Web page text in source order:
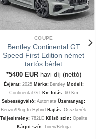
COUPE
Bentley Continental GT
Speed First Edition német
tartós bérlet
*5400 EUR havi díj (nettó)
Évjárat:2025 Márka:Bentley Modell:
Continental GT Km futás: 60 Km
Sebességváltó: AutomataÜzemanyag:
Benzin/Plug-In-Hybrid Hajtás: Összkerék
Teljesítmény:782LE Külső szín: Opalite
Kárpit szín:Linen/Beluga